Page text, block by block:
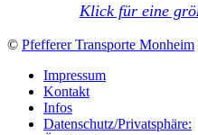
Klick für eine
© Pfefferer Transporte Monheim
Impressum
Kontakt
Infos
Datenschutz/Privatsphäre: